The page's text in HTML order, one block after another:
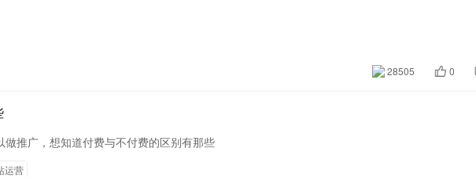
28505 0
推广，想知道付费与不付费的区别有那些
运营